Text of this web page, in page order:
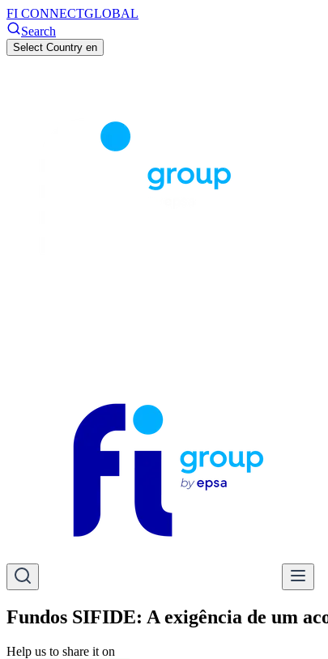
FI CONNECTGLOBAL
Search
Select Country en
Fundos SIFIDE: A exigência de um
Help us to share it on